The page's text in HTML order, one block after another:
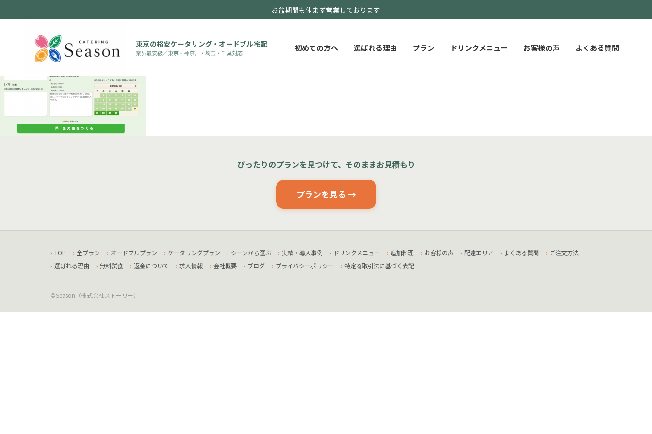
お盆期間も休まず営業しております
東京の格安ケータリング・オードブル宅配
業界最安級／東京・神奈川・埼玉・千葉対応 初めての方へ 選ばれる理由 プラン ドリンクメニュー お客様の声 よくある質問
ぴったりのプランを見つけて、そのままお見積もり
プランを見る →
TOP 全プラン オードブルプラン ケータリングプラン シーンから選ぶ 実績・導入事例 ドリンクメニュー 追加料理 お客様の声 配達エリア よくある質問
ご注文方法
選ばれる理由
無料試食 返金について 求人情報 会社概要 ブログ プライバシーポリシー 特定商取引法に基づく表記
©Season（株式会社ストーリー）